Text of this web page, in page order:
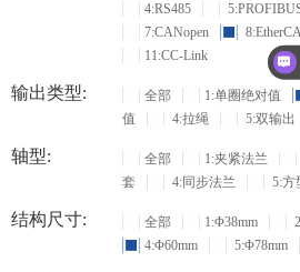
4:RS485
7:CANopen
11:CC-Link
输出类型: 全部 1:单圈绝对值
值
4:拉绳 5:双输出
轴型: 全部 1:夹紧法兰
套
4:同步法兰 5:方
结构尺寸: 全部 1:Φ38mm
4:Φ60mm
5:Φ78mm